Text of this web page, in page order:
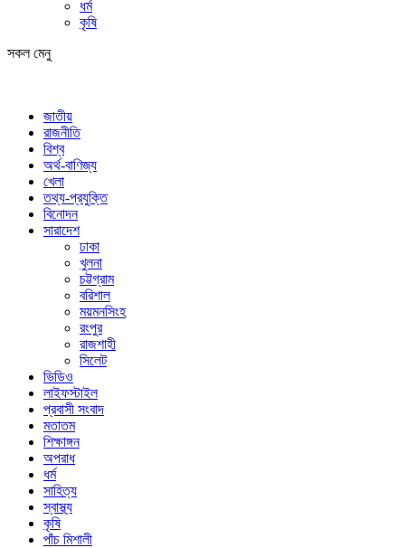
ধর্ম
কৃষি
সকল মেনু
জাতীয়
রাজনীতি
বিশ্ব
অর্থ-বাণিজ্য
খেলা
তথ্য-প্রযুক্তি
বিনোদন
সারাদেশ
ঢাকা
খুলনা
চট্টগ্রাম
বরিশাল
ময়মনসিংহ
রংপুর
রাজশাহী
সিলেট
ভিডিও
লাইফস্টাইল
প্রবাসী সংবাদ
মতাতম
শিক্ষাঙ্গন
অপরাধ
ধর্ম
সাহিত্য
স্বাস্থ্য
কৃষি
পাঁচ মিশালী